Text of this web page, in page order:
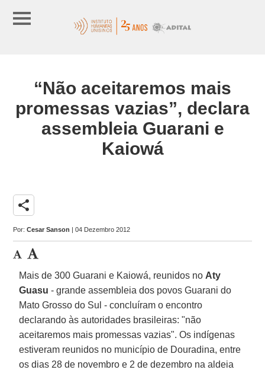
“Não aceitaremos mais
promessas vazias”, declara
assembleia Guarani e
Kaiowá
share
Por:Cesar Sanson | 04 Dezembro 2012
Mais de 300 Guarani e Kaiowá, reunidos no Aty
Guasu - grande assembleia dos povos Guarani do
Mato Grosso do Sul - concluíram o encontro
declarando às autoridades brasileiras: "não
aceitaremos mais promessas vazias". Os indígenas
estiveram reunidos no município de Douradina, entre
os dias 28 de novembro e 2 de dezembro na aldeia